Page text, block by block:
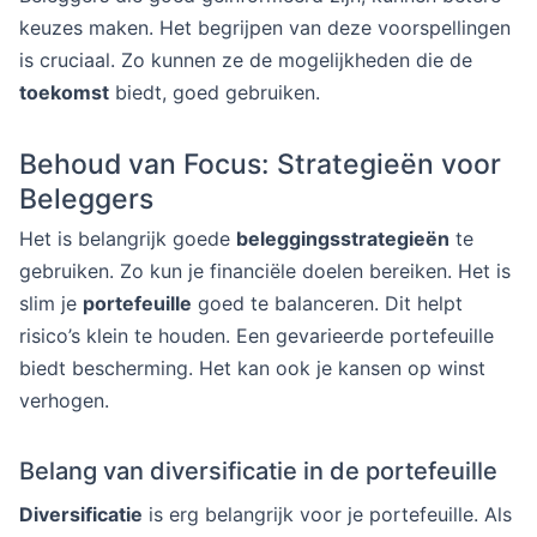
keuzes maken. Het begrijpen van deze voorspellingen
is cruciaal. Zo kunnen ze de mogelijkheden die de
toekomst biedt, goed gebruiken.
Behoud van Focus: Strategieën voor
Beleggers
Het is belangrijk goede beleggingsstrategieën te
gebruiken. Zo kun je financiële doelen bereiken. Het is
slim je portefeuille goed te balanceren. Dit helpt
risico’s klein te houden. Een gevarieerde portefeuille
biedt bescherming. Het kan ook je kansen op winst
verhogen.
Belang van diversificatie in de portefeuille
Diversificatie is erg belangrijk voor je portefeuille. Als